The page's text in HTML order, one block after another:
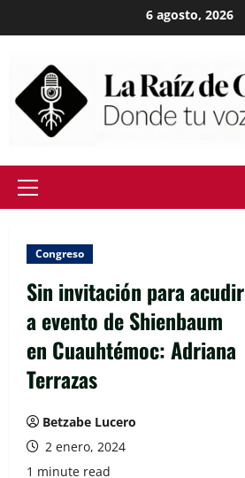
to
6 agosto, 2026
Primary
Congreso
Sin invitación para acudir
a evento de Shienbaum
en Cuauhtémoc: Adriana
Terrazas
Betzabe Lucero
2 enero, 2024
1 minute read